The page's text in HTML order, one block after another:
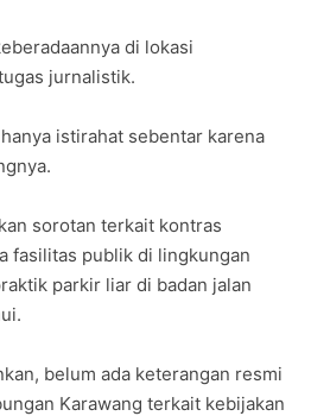
di lokasi
jurnalistik.
istirahat sebentar karena
sorotan terkait kontras
fasilitas publik di lingkungan
parkir liar di badan jalan
belum ada keterangan resmi
Karawang terkait kebijakan